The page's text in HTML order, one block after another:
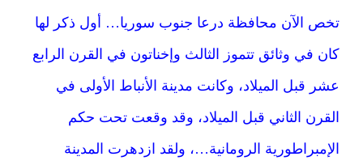
تخص الآن محافظة درعا جنوب سوريا… أول ذكر لها
كان في وثائق تتموز الثالث وإخناتون في القرن الرابع
عشر قبل الميلاد، وكانت مدينة الأنباط الأولى في
القرن الثاني قبل الميلاد، وقد وقعت تحت حكم
الإمبراطورية الرومانية…، ولقد ازدهرت المدينة